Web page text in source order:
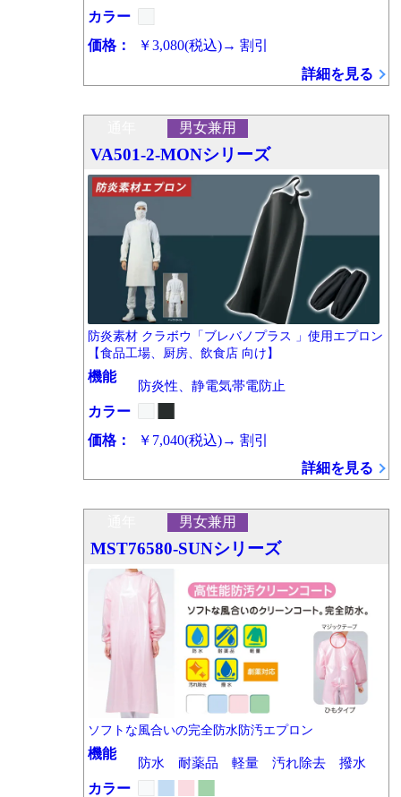
カラー
価格：
￥3,080(税込)→割引
詳細を見る
VA501-2-MONシリーズ
男女兼用
防炎素材 クラボウ「ブレバノプラス 」使用エプロン
【食品工場、厨房、飲食店 向け】
機能
防炎性、静電気帯電防止
カラー
価格：
￥7,040(税込)→割引
詳細を見る
MST76580-SUNシリーズ
男女兼用
ソフトな風合いの完全防水防汚エプロン
機能
防水 耐薬品 軽量 汚れ除去 撥水
カラー